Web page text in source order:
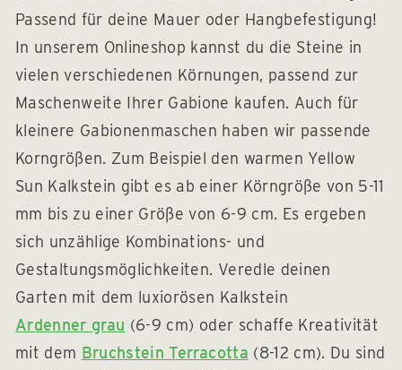
Passend für deine Mauer oder Hangbefestigung!
In unserem Onlineshop kannst du die Steine in
vielen verschiedenen Körnungen, passend zur
Maschenweite Ihrer Gabione kaufen. Auch für
kleinere Gabionenmaschen haben wir passende
Korngrößen. Zum Beispiel den warmen Yellow
Sun Kalkstein gibt es ab einer Körngröße von 5-11
mm bis zu einer Größe von 6-9 cm. Es ergeben
sich unzählige Kombinations- und
Gestaltungsmöglichkeiten. Veredle deinen
Garten mit dem luxiorösen Kalkstein
Ardenner grau (6-9 cm) oder schaffe Kreativität
mit dem Bruchstein Terracotta (8-12 cm). Du sind